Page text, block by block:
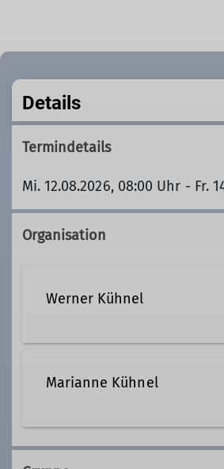
Details
Termindetails
Mi. 12.08.2026, 08:00 Uhr - Fr.
Organisation
Werner Kühnel
Marianne Kühnel
+49 8722 969223